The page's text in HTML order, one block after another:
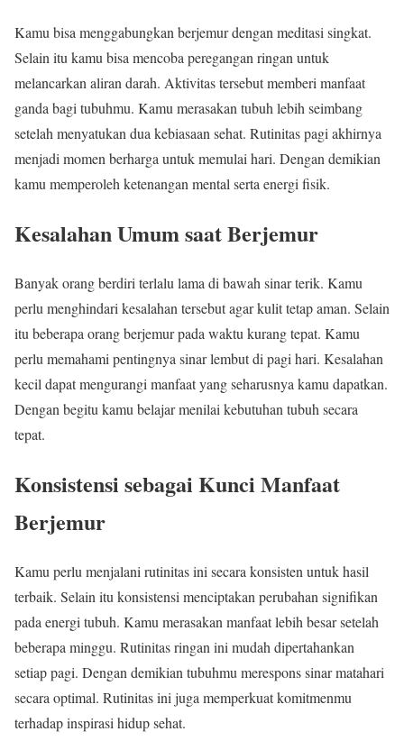
Kamu bisa menggabungkan berjemur dengan meditasi singkat.
Selain itu kamu bisa mencoba peregangan ringan untuk
melancarkan aliran darah. Aktivitas tersebut memberi manfaat
ganda bagi tubuhmu. Kamu merasakan tubuh lebih seimbang
setelah menyatukan dua kebiasaan sehat. Rutinitas pagi akhirnya
menjadi momen berharga untuk memulai hari. Dengan demikian
kamu memperoleh ketenangan mental serta energi fisik.
Kesalahan Umum saat Berjemur
Banyak orang berdiri terlalu lama di bawah sinar terik. Kamu
perlu menghindari kesalahan tersebut agar kulit tetap aman. Selain
itu beberapa orang berjemur pada waktu kurang tepat. Kamu
perlu memahami pentingnya sinar lembut di pagi hari. Kesalahan
kecil dapat mengurangi manfaat yang seharusnya kamu dapatkan.
Dengan begitu kamu belajar menilai kebutuhan tubuh secara
tepat.
Konsistensi sebagai Kunci Manfaat
Berjemur
Kamu perlu menjalani rutinitas ini secara konsisten untuk hasil
terbaik. Selain itu konsistensi menciptakan perubahan signifikan
pada energi tubuh. Kamu merasakan manfaat lebih besar setelah
beberapa minggu. Rutinitas ringan ini mudah dipertahankan
setiap pagi. Dengan demikian tubuhmu merespons sinar matahari
secara optimal. Rutinitas ini juga memperkuat komitmenmu
terhadap inspirasi hidup sehat.